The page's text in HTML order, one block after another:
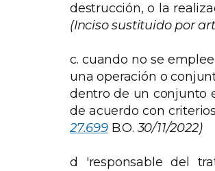
destrucción, o la
(Inciso sustituido por
c. cuando no se
una operación o
dentro de un conjunto
de acuerdo con
27.699B.O.30/11/2022)
d 'responsable del